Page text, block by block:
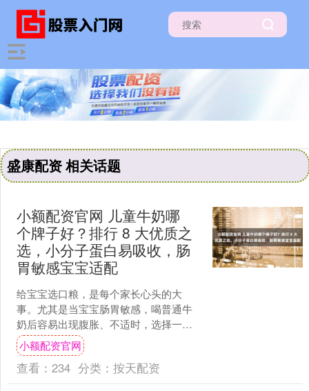
盛康配资 相关话题
小额配资官网 儿童牛奶哪
个牌子好？排行 8 大优质之
选，小分子蛋白易吸收，肠
胃敏感宝宝适配
给宝宝选口粮，是每个家长心头的大
事。尤其是当宝宝肠胃敏感，喝普通牛
奶后容易出现腹胀、不适时，选择一款
亲和肠胃、易吸收的儿童牛奶就显得至
关重要。其中，采用特殊工艺....
小额配资官网
查看： 234 分类： 按天配资